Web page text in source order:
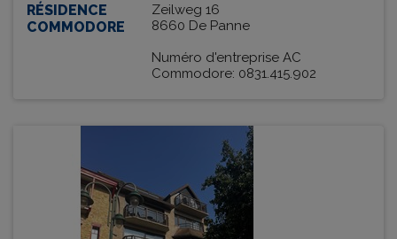
RÉSIDENCE
COMMODORE
Zeilweg 16
8660 De Panne
Numéro d'entreprise AC
Commodore: 0831.415.902